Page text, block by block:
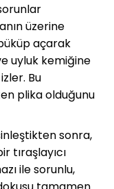
üzerine
açarak
uyluk kemiğine
Bu
plika olduğunu
sonra,
tıraşlayıcı
ile sorunlu,